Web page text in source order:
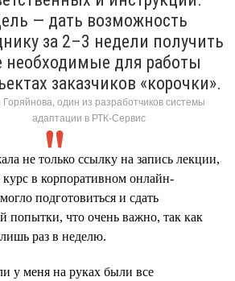
— дать возможность
за 2–3 недели получить
необходимые для работы
заказчиков «корочки».
Горяйнова, один из разработчиков системы
адаптации в РТК-Сервис
не только ссылку на запись лекции,
в корпоративном онлайн-
подготовиться и сдать
попытки, что очень важно, так как
раз в неделю.
у меня на руках были все